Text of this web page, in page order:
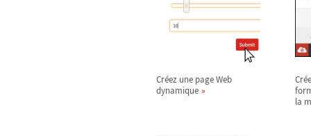
Créez une page Web
dynamique
la